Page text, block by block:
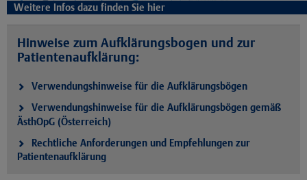
Weitere Infos dazu finden Sie hier
Hinweise zum Aufklärungsbogen und zur
Patientenaufklärung:
Verwendungshinweise für die Aufklärungsbögen
Verwendungshinweise für die Aufklärungsbögen gemäß
ÄsthOpG (Österreich)
Rechtliche Anforderungen und Empfehlungen zur
Patientenaufklärung